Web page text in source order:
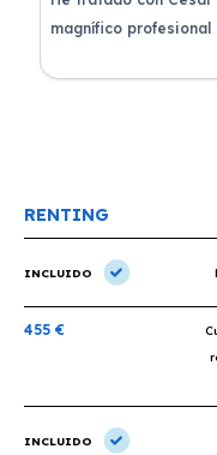
magnífico profesional
recomiendo un
RENTING
INCLUIDO
455 €
INCLUIDO